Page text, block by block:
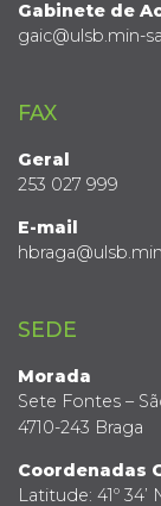
Gabinete de
gaic@ulsb.min-
FAX
Geral
253 027 999
E-mail
SEDE
Morada
Sete Fontes –
4710-243 Braga
Coordenadas
Latitude: 41º 34’